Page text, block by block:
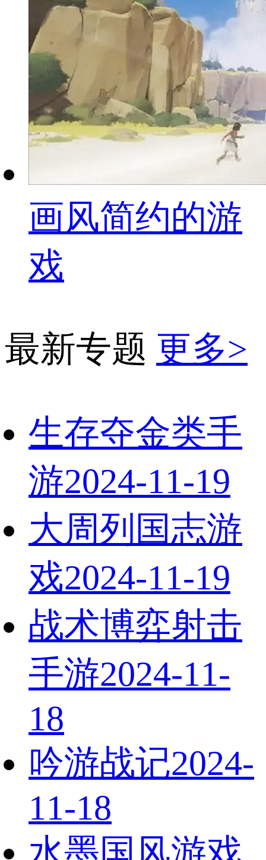
画风简约的游
戏
最新专题 更多>
生存夺金类手
游2024-11-19
大周列国志游
戏2024-11-19
战术博弈射击
手游2024-11-
18
吟游战记2024-
11-18